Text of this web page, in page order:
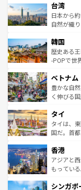
ならではの贅沢
情報はコ
れるおも
人々、お
ク、伝統
ワイを、存分に味
はコンテ
リアリー
ク）、タ
ど、見ど
いる。ア
ビング、
い。オー
参照してほ
台湾
日本から
自然が織
ン）、静
と山間の
驚きをも
容にもい
照してほ
韓国
歴史ある
-POPで世
き、地方
できる。
まで、さ
リティに
覧を参照
ベトナム
豊かな自
く伸びる
急速な発
ーチミン
醸し出し
とつ。フ
ひ現地で
が旅行者
参照してほ
タイ
タイは、
国だ。首
の活気が
帯で自然
いビーチ
激する。
香港
アジアと
もってい
み、どこ
シンガポ